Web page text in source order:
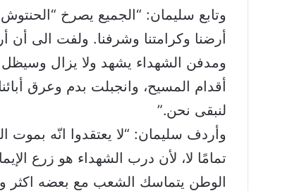
وتابع سليمان: “الجميع يصرخ
ومدفن الشهداء يشهد ولا يزال
أقدام المسيح، وانجبلت بدم وعرق
لنبقى نحن.”
وأردف سليمان: “لا يعتقدوا انّه بموت
تمامًا لا، لأن درب الشهداء هو زرع